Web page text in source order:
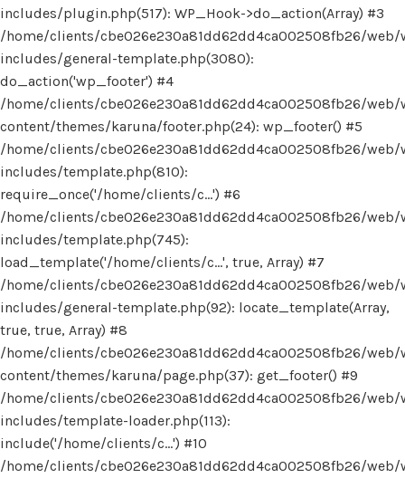
includes/plugin.php(517): WP_Hook->do_action(Array) #3
/home/clients/cbe026e230a81dd62dd4ca002508fb26/web/
includes/general-template.php(3080):
do_action('wp_footer') #4
/home/clients/cbe026e230a81dd62dd4ca002508fb26/web/
content/themes/karuna/footer.php(24): wp_footer() #5
/home/clients/cbe026e230a81dd62dd4ca002508fb26/web/
includes/template.php(810):
require_once('/home/clients/c...') #6
/home/clients/cbe026e230a81dd62dd4ca002508fb26/web/
includes/template.php(745):
load_template('/home/clients/c...', true, Array) #7
/home/clients/cbe026e230a81dd62dd4ca002508fb26/web/
includes/general-template.php(92): locate_template(Array,
true, true, Array) #8
/home/clients/cbe026e230a81dd62dd4ca002508fb26/web/
content/themes/karuna/page.php(37): get_footer() #9
/home/clients/cbe026e230a81dd62dd4ca002508fb26/web/
includes/template-loader.php(113):
include('/home/clients/c...') #10
/home/clients/cbe026e230a81dd62dd4ca002508fb26/web/